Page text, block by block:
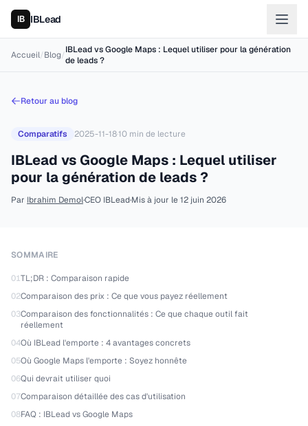
IBLead
Accueil/Blog/IBLead vs Google Maps : Lequel utiliser pour la génération
de leads ?
Retour au blog
Comparatifs 2025-11-18·10 min de lecture
IBLead vs Google Maps : Lequel utiliser
pour la génération de leads ?
Par Ibrahim Demol·CEO IBLead·Mis à jour le12 juin 2026
SOMMAIRE
01TL;DR : Comparaison rapide
02Comparaison des prix : Ce que vous payez réellement
03Comparaison des fonctionnalités : Ce que chaque outil fait
réellement
04Où IBLead l'emporte : 4 avantages concrets
05Où Google Maps l'emporte : Soyez honnête
06Qui devrait utiliser quoi
07Comparaison détaillée des cas d'utilisation
08FAQ : IBLead vs Google Maps